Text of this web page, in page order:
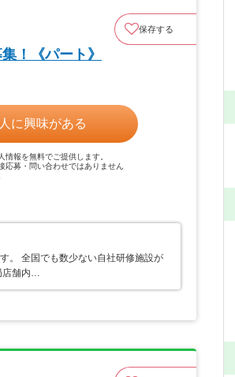
保存する
！《パート》
に興味がある
情報を無料でご提供します。
応募・問い合わせではありません
。 全国でも数少ない自社研修施設が
店舗内…